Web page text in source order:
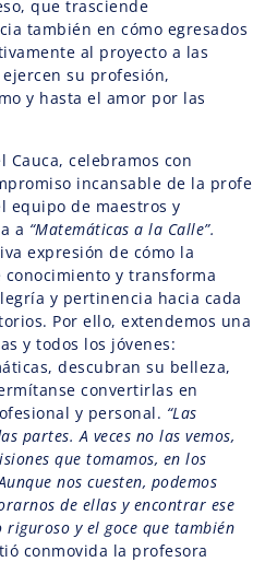
que trasciende
también en cómo egresados
al proyecto a las
su profesión,
y hasta el amor por las
Cauca, celebramos con
incansable de la profe
equipo de maestros y
a “Matemáticas a la Calle”.
expresión de cómo la
y transforma
y pertinencia hacia cada
Por ello, extendemos una
y todos los jóvenes:
descubran su belleza,
convertirlas en
y personal. “Las
partes. A veces no las vemos,
que tomamos, en los
nos cuesten, podemos
de ellas y encontrar ese
y el goce que también
conmovida la profesora